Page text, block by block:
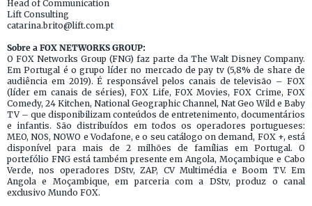
Head of Communication
Lift Consulting
catarina.brito@lift.com.pt
Sobre a FOX NETWORKS GROUP:
O FOX Networks Group (FNG) faz parte da The Walt Disney Company.
Em Portugal é o grupo líder no mercado de pay tv (5,8% de share de
audiência em 2019). É responsável pelos canais de televisão – FOX
(líder em canais de séries), FOX Life, FOX Movies, FOX Crime, FOX
Comedy, 24 Kitchen, National Geographic Channel, Nat Geo Wild e Baby
TV – que disponibilizam conteúdos de entretenimento, documentários
e infantis. São distribuídos em todos os operadores portugueses:
MEO, NOS, NOWO e Vodafone, e o seu catálogo on demand, FOX +, está
disponível para mais de 2 milhões de famílias em Portugal. O
portefólio FNG está também presente em Angola, Moçambique e Cabo
Verde, nos operadores DStv, ZAP, CV Multimédia e Boom TV. Em
Angola e Moçambique, em parceria com a DStv, produz o canal
exclusivo Mundo FOX.